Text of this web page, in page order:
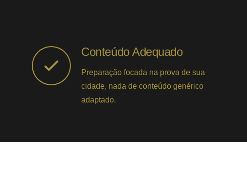
Conteúdo Adequado
Preparação focada na prova de sua
cidade, nada de conteúdo genérico
adaptado.